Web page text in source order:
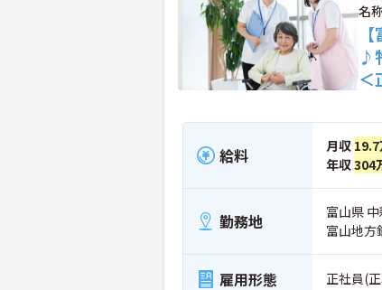
名
♪
＜
給料 月収
年収304
勤務地
富山県
富山地方
雇用形態 正社員(